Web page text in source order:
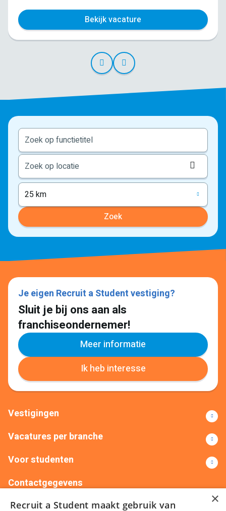
Bekijk vacature
25 km
Zoek
Je eigen Recruit a Student vestiging?
Sluit je bij ons aan als
franchiseondernemer!
Meer informatie
Ik heb interesse
Vestigingen
Vacatures per branche
Voor studenten
Contactgegevens
+31(0)88 522 00 76 info@recruitastudent.nl ×
Recruit a Student maakt gebruik van